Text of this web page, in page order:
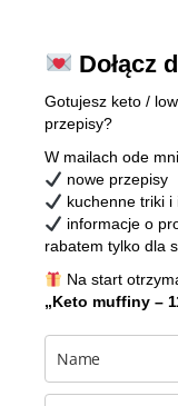
Dołącz
Gotujesz keto /
przepisy?
W mailach ode
nowe przepisy
kuchenne triki i
informacje o
rabatem tylko dla
Na start
„Keto muffiny –